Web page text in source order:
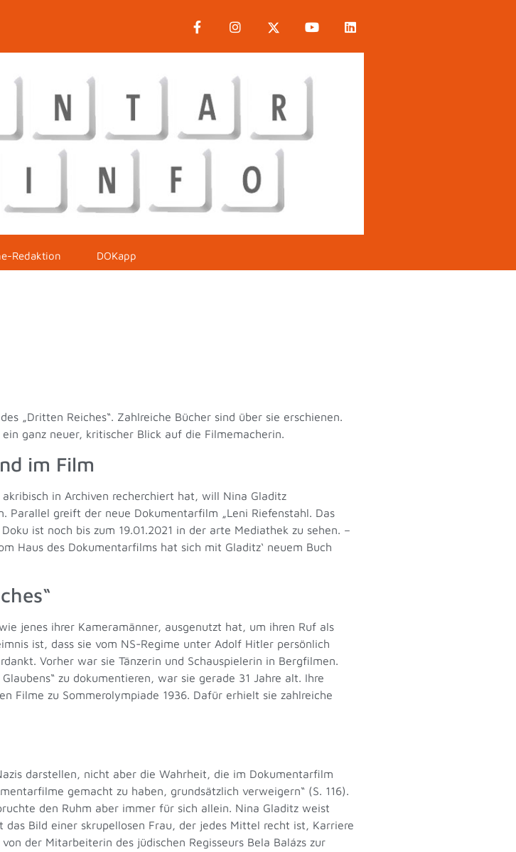
Redaktion DOKapp
„Dritten Reiches“. Zahlreiche Bücher sind über sie erschienen.
ganz neuer, kritischer Blick auf die Filmemacherin.
im Film
in Archiven recherchiert hat, will Nina Gladitz
Parallel greift der neue Dokumentarfilm „Leni Riefenstahl. Das
ist noch bis zum 19.01.2021 in der arte Mediathek zu sehen. –
Haus des Dokumentarfilms hat sich mit Gladitz‘ neuem Buch
jenes ihrer Kameramänner, ausgenutzt hat, um ihren Ruf als
ist, dass sie vom NS-Regime unter Adolf Hitler persönlich
Vorher war sie Tänzerin und Schauspielerin in Bergfilmen.
zu dokumentieren, war sie gerade 31 Jahre alt. Ihre
Filme zu Sommerolympiade 1936. Dafür erhielt sie zahlreiche
darstellen, nicht aber die Wahrheit, die im Dokumentarfilm
gemacht zu haben, grundsätzlich verweigern“ (S. 116).
den Ruhm aber immer für sich allein. Nina Gladitz weist
Bild einer skrupellosen Frau, der jedes Mittel recht ist, Karriere
der Mitarbeiterin des jüdischen Regisseurs Bela Balázs zur